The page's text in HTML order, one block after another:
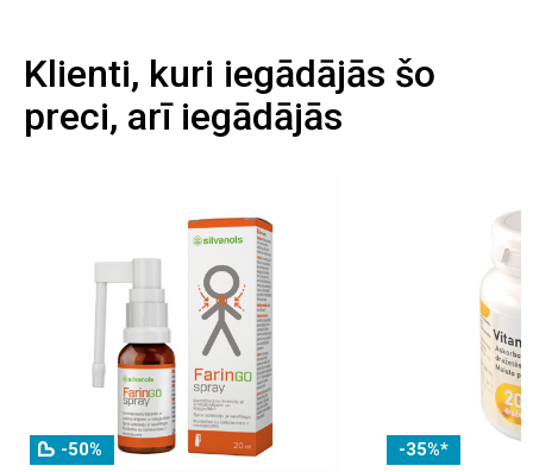
Klienti, kuri iegādājās šo
preci, arī iegādājās
-50% -35%*